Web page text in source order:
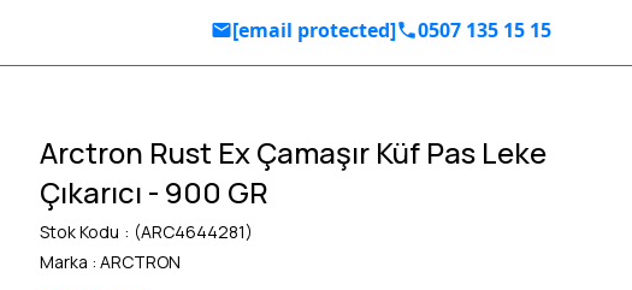
[email protected] 0507 135 15 15
Arctron Rust Ex Çamaşır Küf Pas Leke
Çıkarıcı - 900 GR
Stok Kodu
(ARC4644281)
Marka : ARCTRON